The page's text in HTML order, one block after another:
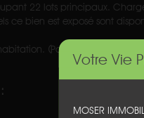
Votre Vie
MOSER
22 lots principaux.
ce bien est exposé sont
(Pas de procédure en